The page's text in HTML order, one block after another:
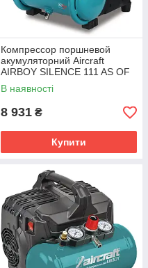
Компрессор поршневой
акумуляторний Aircraft
AIRBOY SILENCE 111 AS OF
E
В наявності
8 931 ₴
Купити